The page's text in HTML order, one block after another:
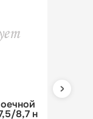
8,7 н
Арт.